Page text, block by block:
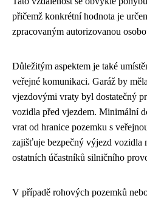
přičemž konkrétní hodnota je
zpracovaným autorizovanou
Důležitým aspektem je také
veřejné komunikaci. Garáž by
vjezdovými vraty byl dostatečný
vozidla před vjezdem. Minimální
vrat od hranice pozemku s
zajišťuje bezpečný výjezd vozidla
ostatních účastníků silničního
V případě rohových pozemků